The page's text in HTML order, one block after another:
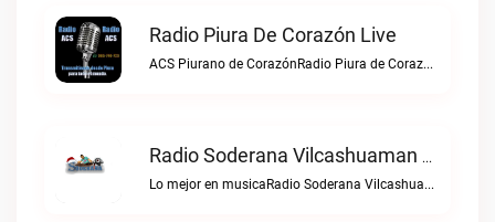
Radio Piura De Corazón Live
ACS Piurano de CorazónRadio Piura de Corazón live
Radio Soderana Vilcashuaman Live
Lo mejor en musicaRadio Soderana Vilcashuaman live